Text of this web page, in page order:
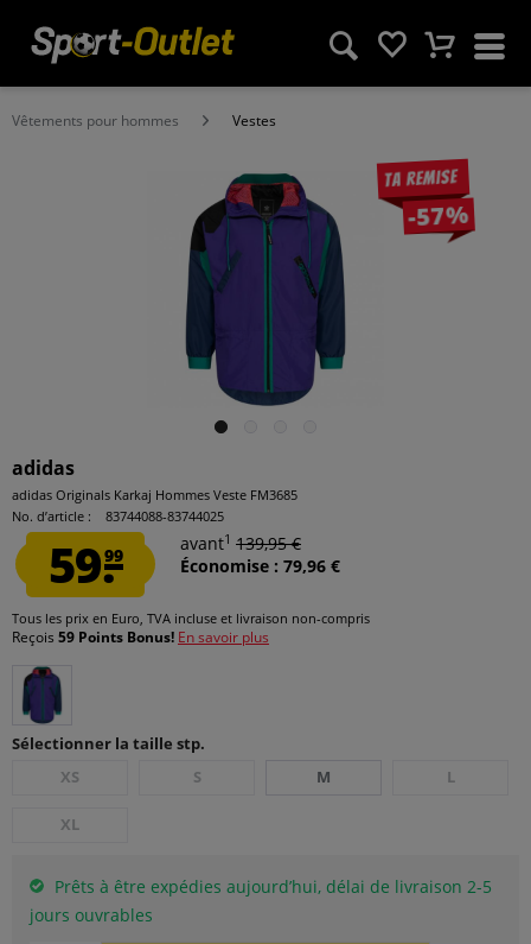
Vêtements pour hommes Vestes
Ta remise
-57%
adidas
adidas Originals Karkaj Hommes Veste FM3685
No. d’article :
83744088-83744025
59.99
avant1 139,95 €
Économise : 79,96 €
Tous les prix en Euro, TVA incluse et livraison non-compris
Reçois 59 Points Bonus! En savoir plus
Sélectionner la taille stp.
XS
S M L
XL
Prêts à être expédies aujourd’hui, délai de livraison 2-5
jours ouvrables